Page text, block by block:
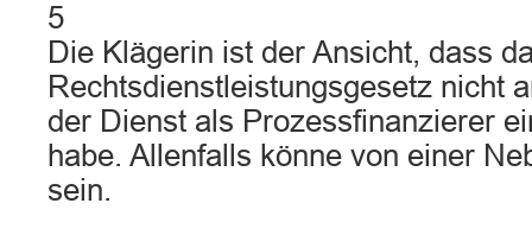
5
Die Klägerin ist der Ansicht, dass
Rechtsdienstleistungsgesetz nicht
der Dienst als Prozessfinanzierer
habe. Allenfalls könne von einer
sein.